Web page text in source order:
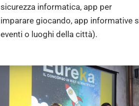
sicurezza informatica, app per
imparare giocando, app informative
eventi o luoghi della città).